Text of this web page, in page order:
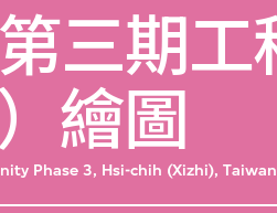
三期
繪圖
Phase 3, Hsi-chih (Xizhi), Taiwan